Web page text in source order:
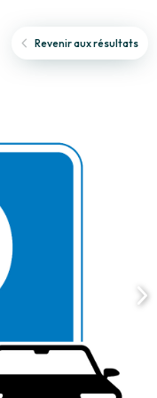
Revenir aux résultats